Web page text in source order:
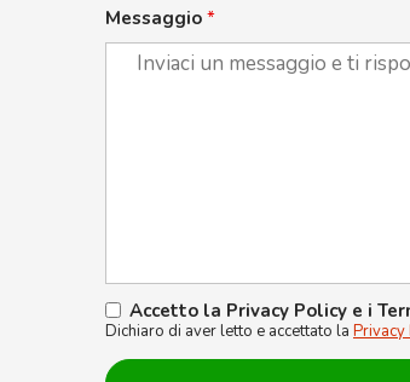
Messaggio *
Accetto la Privacy Policy e i
Dichiaro di aver letto e accettato la Privacy